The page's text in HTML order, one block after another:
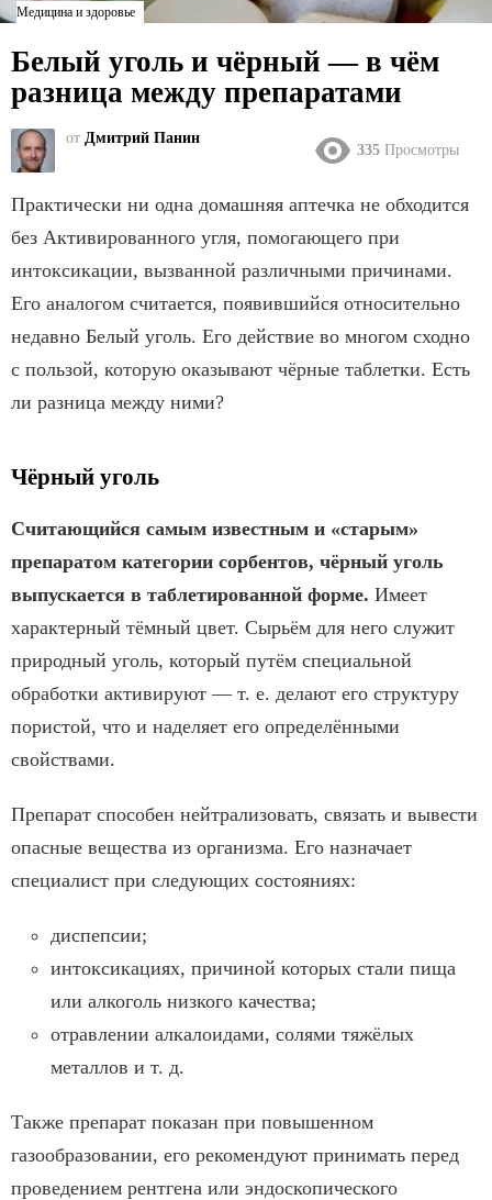
Медицина и здоровье
Белый уголь и чёрный — в чём
разница между препаратами
от Дмитрий Панин
335 Просмотры
Практически ни одна домашняя аптечка не обходится
без Активированного угля, помогающего при
интоксикации, вызванной различными причинами.
Его аналогом считается, появившийся относительно
недавно Белый уголь. Его действие во многом сходно
с пользой, которую оказывают чёрные таблетки. Есть
ли разница между ними?
Чёрный уголь
Считающийся самым известным и «старым»
препаратом категории сорбентов, чёрный уголь
выпускается в таблетированной форме. Имеет
характерный тёмный цвет. Сырьём для него служит
природный уголь, который путём специальной
обработки активируют — т. е. делают его структуру
пористой, что и наделяет его определёнными
свойствами.
Препарат способен нейтрализовать, связать и вывести
опасные вещества из организма. Его назначает
специалист при следующих состояниях:
диспепсии;
интоксикациях, причиной которых стали пища
или алкоголь низкого качества;
отравлении алкалоидами, солями тяжёлых
металлов и т. д.
Также препарат показан при повышенном
газообразовании, его рекомендуют принимать перед
проведением рентгена или эндоскопического